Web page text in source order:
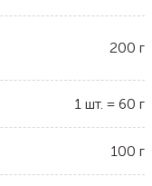
200 г
1 шт. = 60 г
100 г